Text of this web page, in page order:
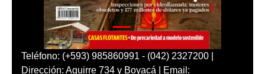
Teléfono: (+593) 985860991 - (042) 2327200 |
Dirección: Aguirre 734 y Boyacá | Email: